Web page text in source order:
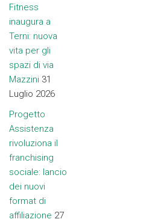
Fitness
inaugura a
Terni: nuova
vita per gli
spazi di via
Mazzini 31
Luglio 2026
Progetto
Assistenza
rivoluziona il
franchising
sociale: lancio
dei nuovi
format di
affiliazione 27